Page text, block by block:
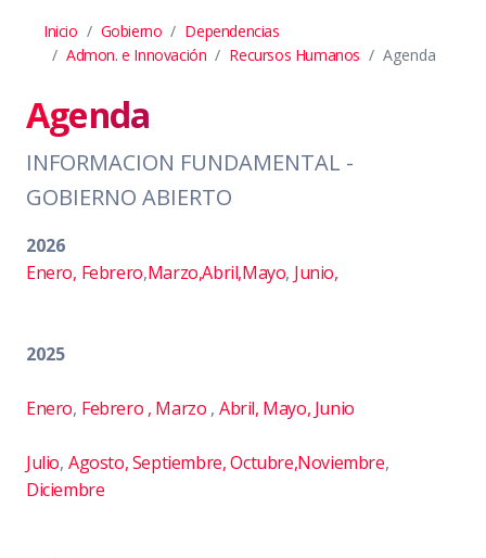
Inicio Gobierno
Dependencias
Admon. e Innovación
Recursos Humanos Agenda
Agenda
INFORMACION FUNDAMENTAL -
GOBIERNO ABIERTO
2026
Enero, Febrero,Marzo,Abril,Mayo, Junio,
2025
Enero, Febrero , Marzo ,Abril, Mayo, Junio
Julio, Agosto,Septiembre, Octubre,Noviembre,
Diciembre